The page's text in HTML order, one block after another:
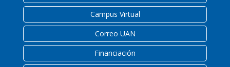
Campus Virtual
Correo UAN
Financiación